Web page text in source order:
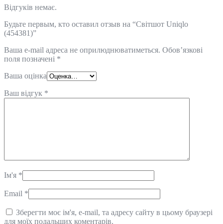
Відгуків немає.
Будьте первым, кто оставил отзыв на “Світшот Uniqlo
(454381)”
Ваша e-mail адреса не оприлюднюватиметься. Обов’язкові
поля позначені *
Ваша оцінка
Ваш відгук *
Ім'я *
Email *
Зберегти моє ім'я, e-mail, та адресу сайту в цьому браузері
для моїх подальших коментарів.